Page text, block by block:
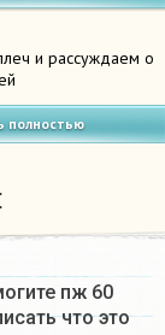
и рассуждаем о
полностью
пж 60
что это